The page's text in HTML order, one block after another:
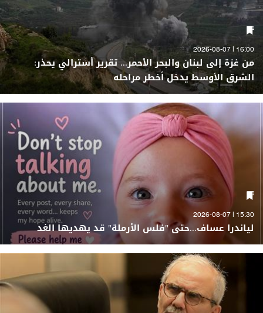
16:00 | 2026-08-07
من غزة إلى لبنان والبحر الأحمر... تقرير أسترالي يحذر:
الشرق الأوسط يدخل أخطر مراحله
15:30 | 2026-08-07
لياندرا عساف...حتى "فلس الأرملة" قد يهديها الغد